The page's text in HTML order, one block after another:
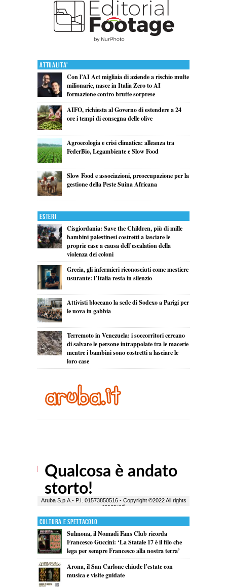
Attualita'
Con l’AI Act migliaia di aziende a rischio multe
milionarie, nasce in Italia Zero to AI
formazione contro brutte sorprese
AIFO, richiesta al Governo di estendere a 24
ore i tempi di consegna delle olive
Agroecologia e crisi climatica: alleanza tra
FederBio, Legambiente e Slow Food
Slow Food e associazioni, preoccupazione per la
gestione della Peste Suina Africana
Esteri
Cisgiordania: Save the Children, più di mille
bambini palestinesi costretti a lasciare le
proprie case a causa dell’escalation della
violenza dei coloni
Grecia, gli infermieri riconosciuti come mestiere
usurante: l’Italia resta in silenzio
Attivisti bloccano la sede di Sodexo a Parigi per
le uova in gabbia
Terremoto in Venezuela: i soccorritori cercano
di salvare le persone intrappolate tra le macerie
mentre i bambini sono costretti a lasciare le
loro case
Cultura e Spettacolo
Sulmona, il Nomadi Fans Club ricorda
Francesco Guccini: ‘La Statale 17 è il filo che
lega per sempre Francesco alla nostra terra’
Arona, il San Carlone chiude l’estate con
musica e visite guidate